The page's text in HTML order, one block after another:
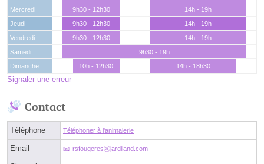
Mercredi
9h30 - 12h30
14h - 19h
Jeudi
9h30 - 12h30
14h - 19h
Vendredi
9h30 - 12h30
14h - 19h
Samedi
9h30 - 19h
Dimanche
10h - 12h30 14h - 18h30
Signaler une erreur
Contact
Téléphone Téléphoner à l'animalerie
Email rsfougeresⓐjardiland.com